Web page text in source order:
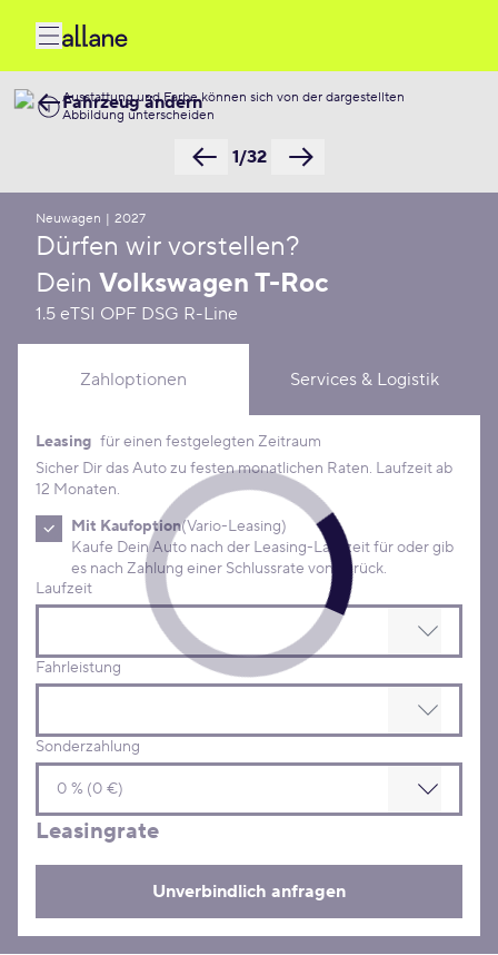
Ausstattung und Farbe können sich von der dargestellten
Abbildung unterscheiden
1/32
Fahrzeug ändern
Neuwagen | 2027
Dürfen wir vorstellen?
Dein Volkswagen T-Roc
1.5 eTSI OPF DSG R-Line
Zahloptionen Services & Logistik
Leasing Konditionen
Leasing für einen festgelegten Zeitraum
Sicher Dir das Auto zu festen monatlichen Raten. Laufzeit ab
12 Monaten.
Mit Kaufoption(Vario-Leasing)
Kaufe Dein Auto nach der Leasing-Laufzeit für oder gib
es nach Zahlung einer Schlussrate von zurück.
Laufzeit
Fahrleistung
Sonderzahlung
Leasingrate
Unverbindlich anfragen